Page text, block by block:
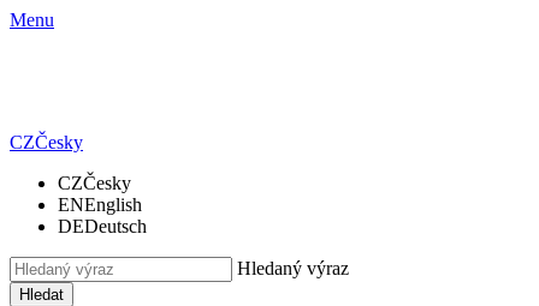
Menu
CZČesky
CZČesky
ENEnglish
DEDeutsch
Hledaný výraz
Hledat